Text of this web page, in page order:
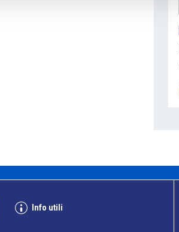
Info utili